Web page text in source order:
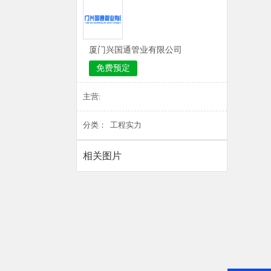
厦门兴国通管业有限公司
免费预定
主营:
分类： 工程实力
相关图片